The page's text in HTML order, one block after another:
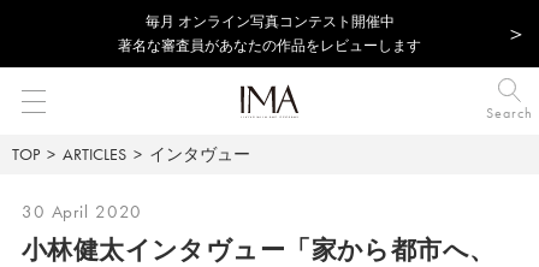
毎⽉ オンライン写真コンテスト開催中
著名な審査員があなたの作品をレビューします
Search
TOP ARTICLES インタヴュー
30 April 2020
小林健太インタヴュー「家から都市へ、